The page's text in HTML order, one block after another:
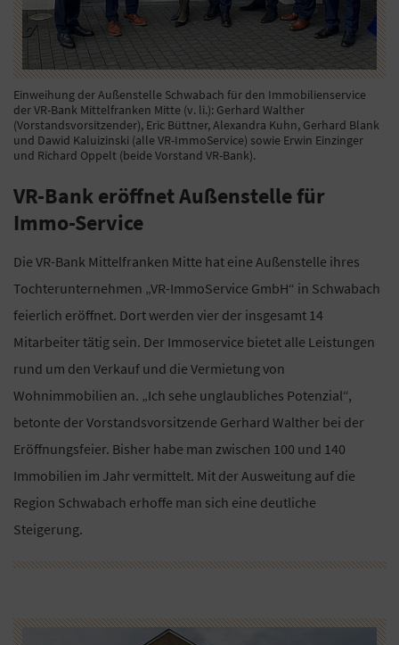
Einweihung der Außenstelle Schwabach für den Immobilienservice
der VR-Bank Mittelfranken Mitte (v. li.): Gerhard Walther
(Vorstandsvorsitzender), Eric Büttner, Alexandra Kuhn, Gerhard Blank
und Dawid Kaluizinski (alle VR-ImmoService) sowie Erwin Einzinger
und Richard Oppelt (beide Vorstand VR-Bank).
VR-Bank eröffnet Außenstelle für
Immo-Service
Die VR-Bank Mittelfranken Mitte hat eine Außenstelle ihres
Tochterunternehmen „VR-ImmoService GmbH“ in Schwabach
feierlich eröffnet. Dort werden vier der insgesamt 14
Mitarbeiter tätig sein. Der Immoservice bietet alle Leistungen
rund um den Verkauf und die Vermietung von
Wohnimmobilien an. „Ich sehe unglaubliches Potenzial“,
betonte der Vorstandsvorsitzende Gerhard Walther bei der
Eröffnungsfeier. Bisher habe man zwischen 100 und 140
Immobilien im Jahr vermittelt. Mit der Ausweitung auf die
Region Schwabach erhoffe man sich eine deutliche
Steigerung.